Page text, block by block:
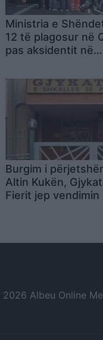
Ministria e
12 të plagosur në
pas aksidentit në
Durrës, 7 në
rëndë
Burgim i
Altin Kukën,
Fierit jep vendimin
2026 Albeu Online